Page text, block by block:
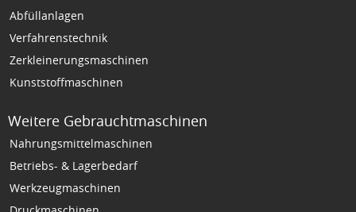
Abfüllanlagen
Verfahrenstechnik
Zerkleinerungsmaschinen
Kunststoffmaschinen
Weitere Gebrauchtmaschinen
Nahrungsmittelmaschinen
Betriebs- & Lagerbedarf
Werkzeugmaschinen